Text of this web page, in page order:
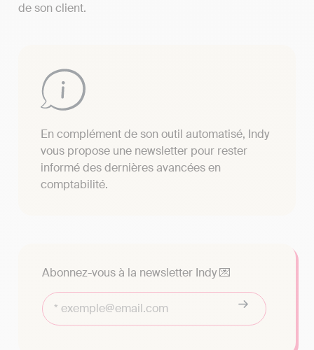
de son client.
En complément de son outil automatisé, Indy
vous propose une newsletter pour rester
informé des dernières avancées en
comptabilité.
Abonnez-vous à la newsletter Indy 💌